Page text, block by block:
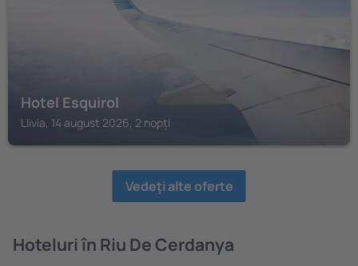
Hotel Esquirol
Llivia, 14 august 2026, 2 nopți
Vedeţi alte oferte
Hoteluri în Riu De Cerdanya